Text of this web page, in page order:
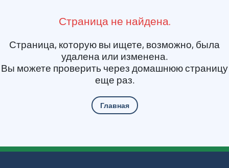
Страница не найдена.
Страница, которую вы ищете, возможно, была
удалена или изменена.
Вы можете проверить через домашнюю страницу
еще раз.
Главная
Hazır Proqram
Diğer Hizmetler
Korporativ Məlumatlarımız